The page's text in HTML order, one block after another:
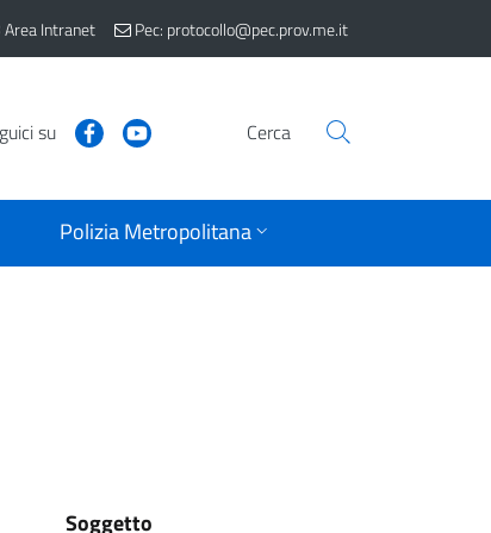
Area Intranet Pec: protocollo@pec.prov.me.it
su Cerca
Polizia Metropolitana
Soggetto